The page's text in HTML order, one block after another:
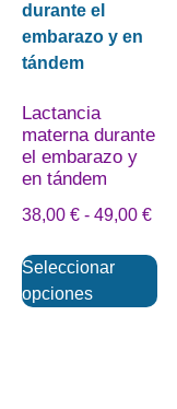
Lactancia
materna durante
el embarazo y
en tándem
38,00 € - 49,00 €
Seleccionar
opciones